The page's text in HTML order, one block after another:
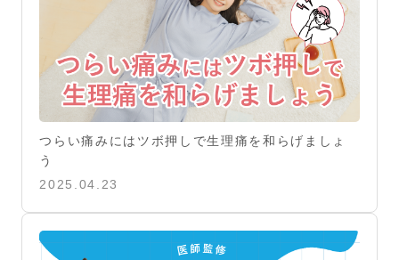
つらい痛みにはツボ押しで生理痛を和らげましょ
う
2025.04.23